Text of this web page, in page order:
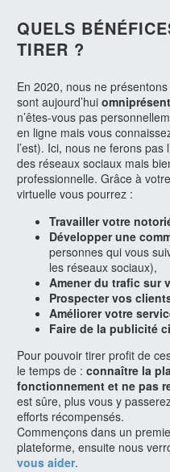
QUELS
TIRER ?
En 2020, nous ne
sont aujourd’hui
n’êtes-vous pas
en ligne mais vous
l’est). Ici, nous ne ferons pas
des réseaux sociaux mais
professionnelle. Grâce à
virtuelle vous pourrez :
Travailler votre
Développer une
personnes qui vous
les réseaux sociaux),
Amener du trafic sur
Prospecter vos
Améliorer votre
Faire de la publicité
Pour pouvoir tirer profit de
le temps de : connaître la
fonctionnement et ne pas
est sûre, plus vous y
efforts récompensés.
Commençons dans un
plateforme, ensuite nous
vous aider.